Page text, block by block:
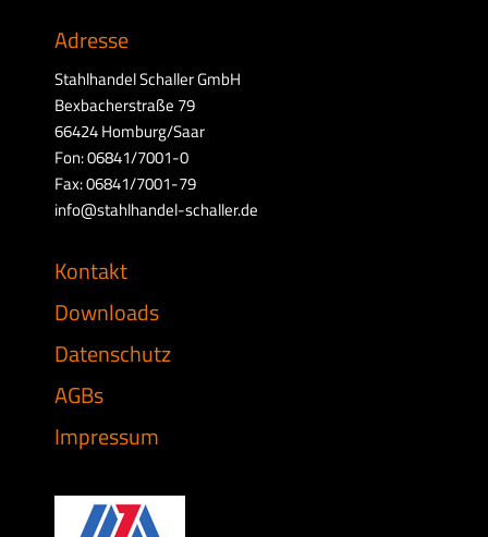
Adresse
Stahlhandel Schaller GmbH
Bexbacherstraße 79
66424 Homburg/Saar
Fon: 06841/7001-0
Fax: 06841/7001-79
info@stahlhandel-schaller.de
Kontakt
Downloads
Datenschutz
AGBs
Impressum